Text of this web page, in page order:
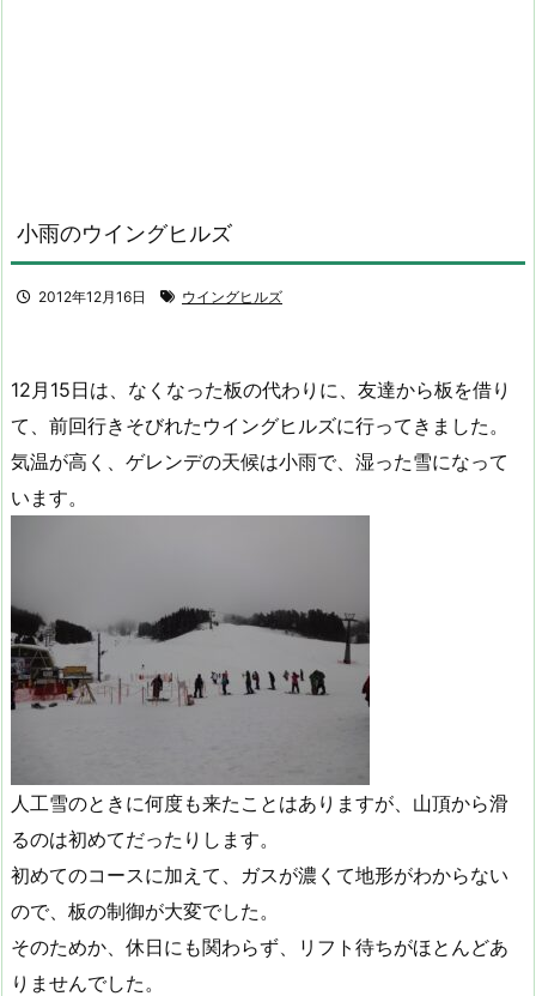
小雨のウイングヒルズ
2012年12月16日 ウイングヒルズ
12月15日は、なくなった板の代わりに、友達から板を借り
て、前回行きそびれたウイングヒルズに行ってきました。
気温が高く、ゲレンデの天候は小雨で、湿った雪になって
います。
人工雪のときに何度も来たことはありますが、山頂から滑
るのは初めてだったりします。
初めてのコースに加えて、ガスが濃くて地形がわからない
ので、板の制御が大変でした。
そのためか、休日にも関わらず、リフト待ちがほとんどあ
りませんでした。